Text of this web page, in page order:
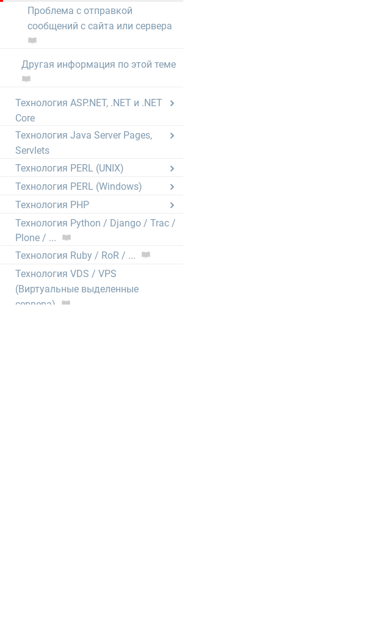
Проблема с отправкой
сообщений с сайта или сервера
Другая информация по этой теме
Технология ASP.NET, .NET и .NET
Core
Технология Java Server Pages,
Servlets
Технология PERL (UNIX)
Технология PERL (Windows)
Технология PHP
Технология Python / Django / Trac /
Plone / ...
Технология Ruby / RoR / ...
Технология VDS / VPS
(Виртуальные выделенные
сервера)